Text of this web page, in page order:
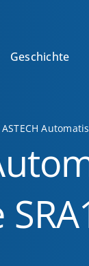
Geschichte
ASTECH